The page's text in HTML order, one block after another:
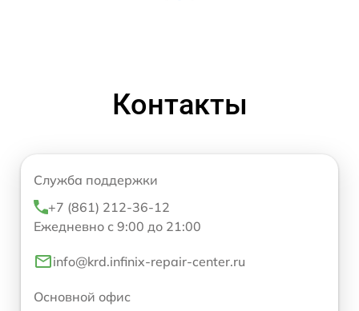
Контакты
Служба поддержки
+7 (861) 212-36-12
Ежедневно с 9:00 до 21:00
info@krd.infinix-repair-center.ru
Основной офис